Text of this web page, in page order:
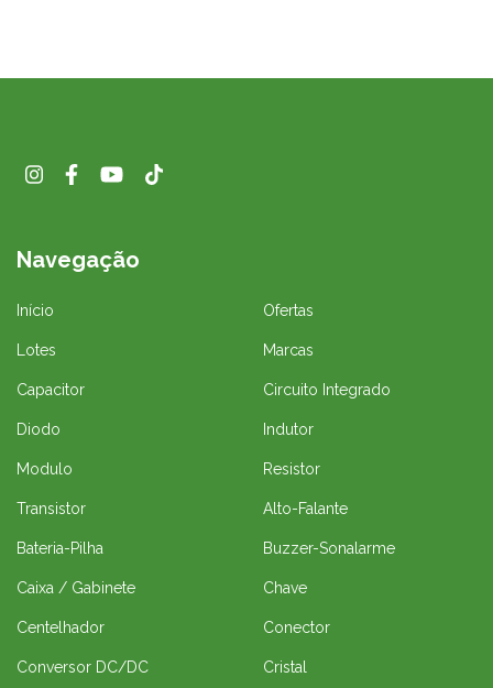
Navegação
Início Ofertas
Lotes Marcas
Capacitor Circuito Integrado
Diodo Indutor
Modulo Resistor
Transistor Alto-Falante
Bateria-Pilha Buzzer-Sonalarme
Caixa / Gabinete Chave
Centelhador Conector
Conversor DC/DC Cristal